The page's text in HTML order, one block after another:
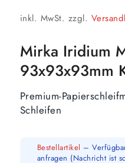
inkl. MwSt. zzgl.
Mirka Iridium
93x93x93mm
Premium-
Schleifen
Bestellartikel –
anfragen (Nachricht ist